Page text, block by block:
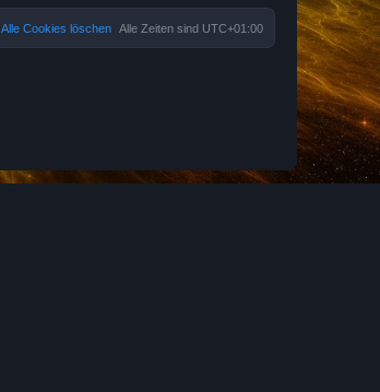
Alle Zeiten sind UTC+01:00
Alle Cookies löschen